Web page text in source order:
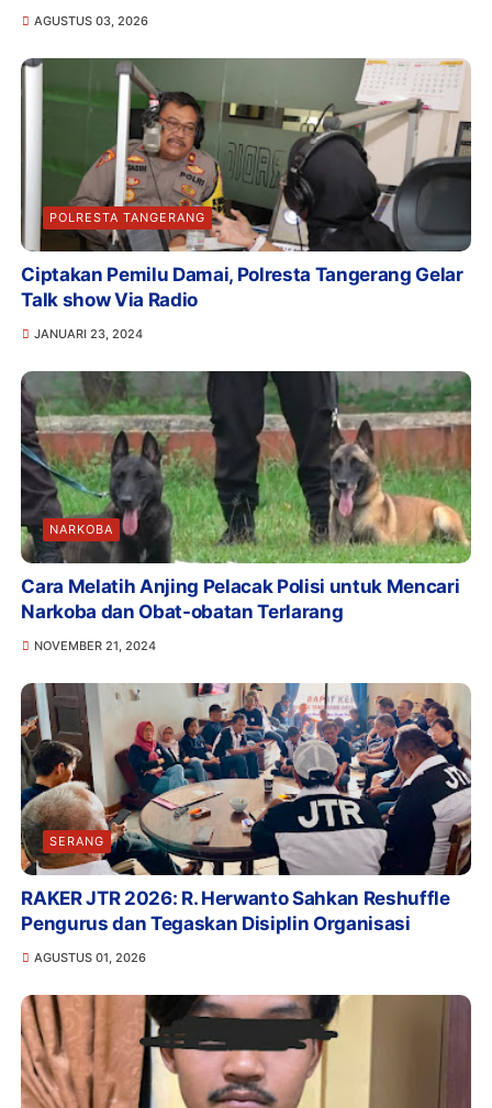
AGUSTUS 03, 2026
POLRESTA TANGERANG
Ciptakan Pemilu Damai, Polresta Tangerang Gelar
Talk show Via Radio
JANUARI 23, 2024
NARKOBA
Cara Melatih Anjing Pelacak Polisi untuk Mencari
Narkoba dan Obat-obatan Terlarang
NOVEMBER 21, 2024
SERANG
RAKER JTR 2026: R. Herwanto Sahkan Reshuffle
Pengurus dan Tegaskan Disiplin Organisasi
AGUSTUS 01, 2026